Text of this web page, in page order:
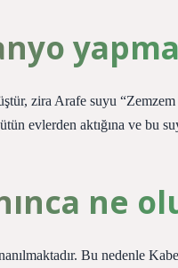
zira Arafe suyu
evlerden aktığına ve bu
ne
Bu nedenle